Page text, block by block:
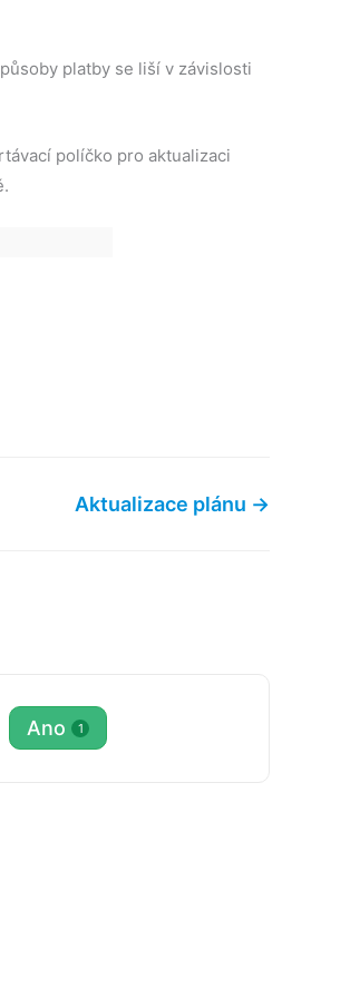
platby se liší v závislosti
políčko pro aktualizaci
Aktualizace plánu →
Ano 1